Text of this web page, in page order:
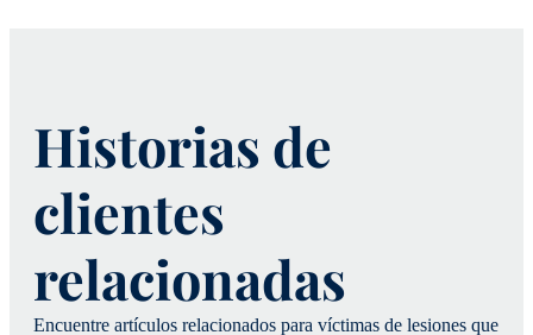
Historias de
clientes
relacionadas
Encuentre artículos relacionados para víctimas de lesiones que